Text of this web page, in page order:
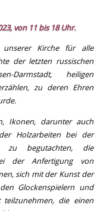
von 11 bis 18 Uhr.
Kirche für alle
der letzten russischen
Darmstadt, heiligen
zu deren Ehren
Ikonen, darunter auch
Holzarbeiten bei der
zu begutachten, die
der Anfertigung von
sich mit der Kunst der
Glockenspielern und
die einen